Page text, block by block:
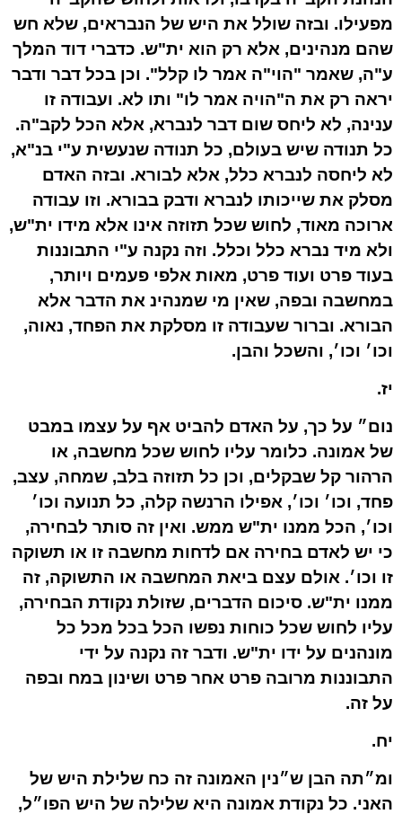
מפעילו. ובזה שולל את היש של הנבראים, שלא חש
שהם מנהינים, אלא רק הוא ית"ש. כדברי דוד המלך
ע"ה, שאמר "הוי"ה אמר לו קלל". וכן בכל דבר ודבר
יראה רק את ה"הויה אמר לו" ותו לא. ועבודה זו
ענינה, לא ליחס שום דבר לנברא, אלא הכל לקב"ה.
כל תנודה שיש בעולם, כל תנודה שנעשית ע"י בנ"א,
לא ליחסה לנברא כלל, אלא לבורא. ובזה האדם
מסלק את שייכותו לנברא ודבק בבורא. וזו עבודה
ארוכה מאוד, לחוש שכל תזוזה אינו אלא מידו ית"ש,
ולא מיד נברא כלל וכלל. וזה נקנה ע"י התבוננות
בעוד פרט ועוד פרט, מאות אלפי פעמים ויותר,
במחשבה ובפה, שאין מי שמנהינ את הדבר אלא
הבורא. וברור שעבודה זו מסלקת את הפחד, נאוה,
וכו׳ וכו׳, והשכל והבן.
יז.
נום״ על כך, על האדם להביט אף על עצמו במבט
של אמונה. כלומר עליו לחוש שכל מחשבה, או
הרהור קל שבקלים, וכן כל תזוזה בלב, שמחה, עצב,
פחד, וכו׳ וכו׳, אפילו הרנשה קלה, כל תנועה וכו׳
וכו׳, הכל ממנו ית"ש ממש. ואין זה סותר לבחירה,
כי יש לאדם בחירה אם לדחות מחשבה זו או תשוקה
זו וכו׳. אולם עצם ביאת המחשבה או התשוקה, זה
ממנו ית"ש. סיכום הדברים, שזולת נקודת הבחירה,
עליו לחוש שכל כוחות נפשו הכל בכל מכל כל
מונהנים על ידו ית"ש. ודבר זה נקנה על ידי
התבוננות מרובה פרט אחר פרט ושינון במח ובפה
על זה.
יח.
ומ״תה הבן ש״נין האמונה זה כח שלילת היש של
האני. כל נקודת אמונה היא שלילה של היש הפו״ל,